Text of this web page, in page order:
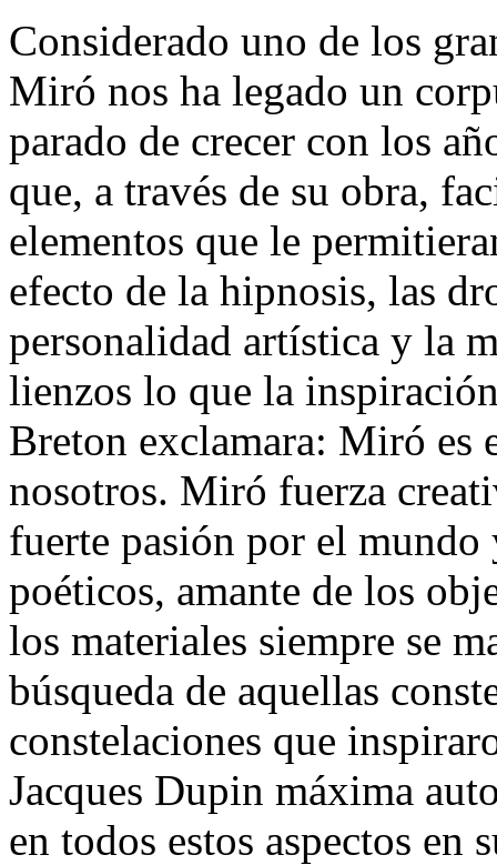
Considerado uno de los
Miró nos ha legado un
parado de crecer con los
que, a través de su obra,
elementos que le
efecto de la hipnosis, las
personalidad artística y la
lienzos lo que la
Breton exclamara: Miró es
nosotros. Miró fuerza
fuerte pasión por el
poéticos, amante de los
los materiales siempre se
búsqueda de aquellas
constelaciones que
Jacques Dupin máxima
en todos estos aspectos en